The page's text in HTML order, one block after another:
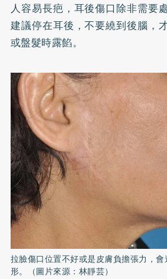
人容易長疤，耳後傷口除非需要
建議停在耳後，不要繞到後腦，
或盤髮時露餡。
拉臉傷口位置不好或是皮膚負擔張力，
形。（圖片來源：林靜芸）